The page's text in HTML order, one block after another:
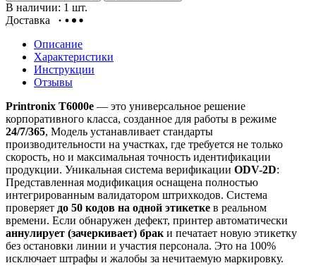
В наличии: 1 шт.
Доставка
Описание
Характеристики
Инструкции
Отзывы
Printronix T6000e — это универсальное решение
корпоративного класса, созданное для работы в режиме
24/7/365, Модель устанавливает стандарты
производительности на участках, где требуется не только
скорость, но и максимальная точность идентификации
продукции. Уникальная система верификации ODV-2D:
Представленная модификация оснащена полностью
интегрированным валидатором штрихкодов. Система
проверяет до 50 кодов на одной этикетке в реальном
времени. Если обнаружен дефект, принтер автоматически
аннулирует (зачеркивает) брак и печатает новую этикетку
без остановки линии и участия персонала. Это на 100%
исключает штрафы и жалобы за нечитаемую маркировку.